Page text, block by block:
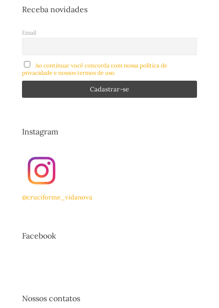
Receba novidades
Email
Ao continuar você concorda com nossa política de
privacidade e nossos termos de uso.
Instagram
@cruciforme_vidanova
Facebook
Nossos contatos